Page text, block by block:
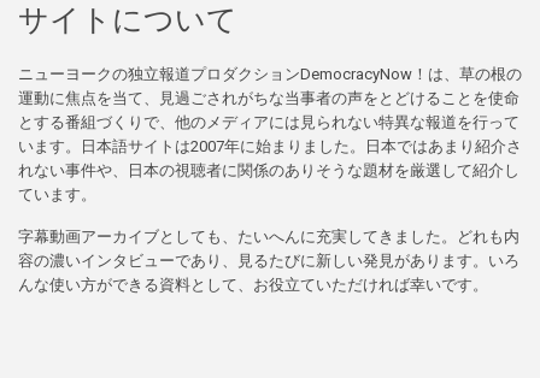
サイトについて
ニューヨークの独立報道プロダクションDemocracyNow！は、草の根の
運動に焦点を当て、見過ごされがちな当事者の声をとどけることを使命
とする番組づくりで、他のメディアには見られない特異な報道を行って
います。日本語サイトは2007年に始まりました。日本ではあまり紹介さ
れない事件や、日本の視聴者に関係のありそうな題材を厳選して紹介し
ています。
字幕動画アーカイブとしても、たいへんに充実してきました。どれも内
容の濃いインタビューであり、見るたびに新しい発見があります。いろ
んな使い方ができる資料として、お役立ていただければ幸いです。